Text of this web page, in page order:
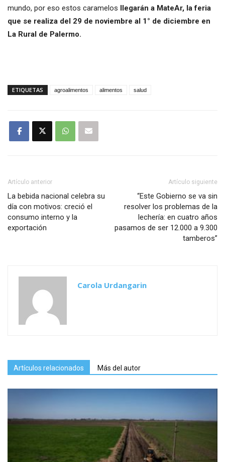
mundo, por eso estos caramelos llegarán a MateAr, la feria
que se realiza del 29 de noviembre al 1° de diciembre en
La Rural de Palermo.
ETIQUETAS agroalimentos alimentos salud
Artículo anterior
La bebida nacional celebra su
día con motivos: creció el
consumo interno y la
exportación
Artículo siguiente
“Este Gobierno se va sin
resolver los problemas de la
lechería: en cuatro años
pasamos de ser 12.000 a 9.300
tamberos”
Carola Urdangarin
Artículos relacionados Más del autor